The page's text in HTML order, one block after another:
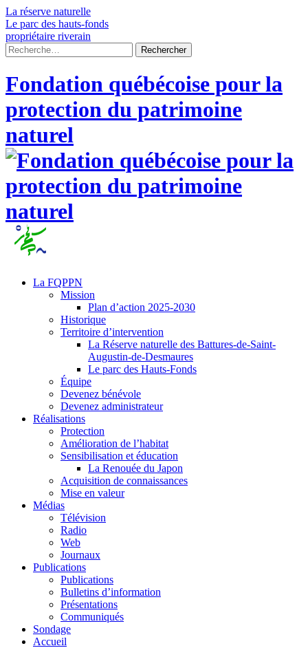
Skip
to
content
La réserve naturelle
Le parc des hauts-fonds
propriétaire riverain
Rechercher :
Fondation québécoise pour la
protection du patrimoine
naturel
La FQPPN
Mission
Plan d’action 2025-2030
Historique
Territoire d’intervention
La Réserve naturelle des Battures-de-Saint-
Augustin-de-Desmaures
Le parc des Hauts-Fonds
Équipe
Devenez bénévole
Devenez administrateur
Réalisations
Protection
Amélioration de l’habitat
Sensibilisation et éducation
La Renouée du Japon
Acquisition de connaissances
Mise en valeur
Médias
Télévision
Radio
Web
Journaux
Publications
Publications
Bulletins d’information
Présentations
Communiqués
Sondage
Accueil